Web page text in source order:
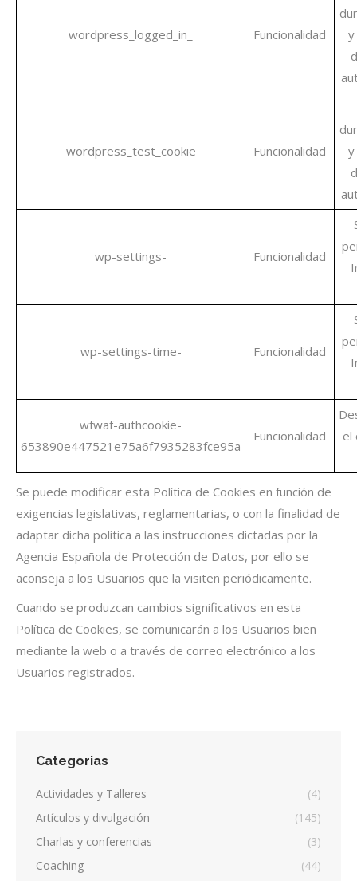
wordpress_logged_in_ Funcionalidad
y
wordpress_test_cookie Funcionalidad
y
wp-settings- Funcionalidad
wp-settings-time- Funcionalidad
wfwaf-authcookie-
653890e447521e75a6f7935283fce95a
Funcionalidad
el
Se puede modificar esta Política de Cookies en función de
exigencias legislativas, reglamentarias, o con la finalidad de
adaptar dicha política a las instrucciones dictadas por la
Agencia Española de Protección de Datos, por ello se
aconseja a los Usuarios que la visiten periódicamente.
Cuando se produzcan cambios significativos en esta
Política de Cookies, se comunicarán a los Usuarios bien
mediante la web o a través de correo electrónico a los
Usuarios registrados.
Categorias
Actividades y Talleres
(4)
Artículos y divulgación
(145)
Charlas y conferencias
(3)
Coaching
(44)